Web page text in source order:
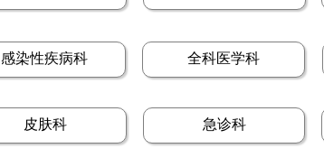
感染性疾病科 全科医学科
皮肤科 急诊科